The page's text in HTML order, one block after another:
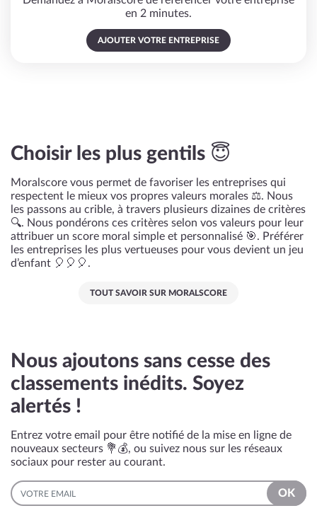
en 2 minutes.
AJOUTER VOTRE ENTREPRISE
Choisir les plus gentils 😇
Moralscore vous permet de favoriser les entreprises qui
respectent le mieux vos propres valeurs morales ⚖️. Nous
les passons au crible, à travers plusieurs dizaines de critères
🔍. Nous pondérons ces critères selon vos valeurs pour leur
attribuer un score moral simple et personnalisé 🎯. Préférer
les entreprises les plus vertueuses pour vous devient un jeu
d’enfant 🎈🎈🎈.
TOUT SAVOIR SUR MORALSCORE
Nous ajoutons sans cesse des
classements inédits. Soyez
alertés !
Entrez votre email pour être notifié de la mise en ligne de
nouveaux secteurs 💐💰, ou suivez nous sur les réseaux
sociaux pour rester au courant.
EMAIL
OK